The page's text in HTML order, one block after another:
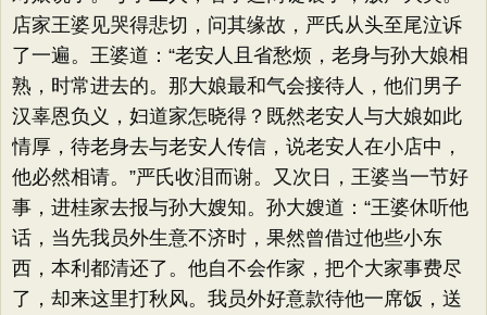
店家王婆见哭得悲切，问其缘故，严氏从头至尾泣诉
了一遍。王婆道：​“老安人且省愁烦，老身与孙大娘相
熟，时常进去的。那大娘最和气会接待人，他们男子
汉辜恩负义，妇道家怎晓得？既然老安人与大娘如此
情厚，待老身去与老安人传信，说老安人在小店中，
他必然相请。​”严氏收泪而谢。又次日，王婆当一节好
事，进桂家去报与孙大嫂知。孙大嫂道：​“王婆休听他
话，当先我员外生意不济时，果然曾借过他些小东
西，本利都清还了。他自不会作家，把个大家事费尽
了，却来这里打秋风。我员外好意款待他一席饭，送